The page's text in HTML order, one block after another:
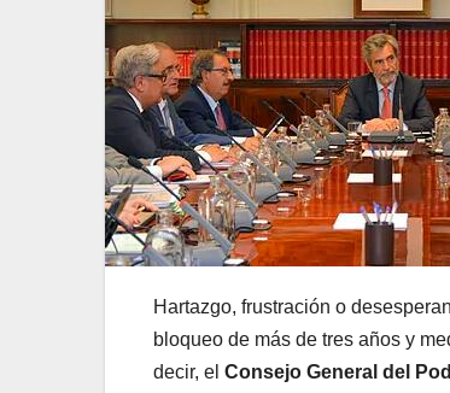
Hartazgo, frustración o
bloqueo de más de tres años y
decir, el Consejo General del